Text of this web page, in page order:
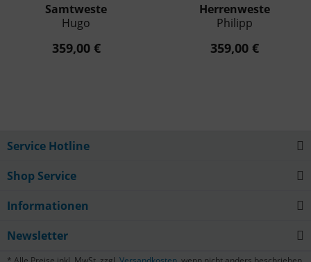
Samtweste
Hugo
359,00 €
Herrenweste
Philipp
359,00 €
Service Hotline
Shop Service
Informationen
Newsletter